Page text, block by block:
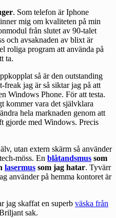
. Som telefon är Iphone
mig om kvaliteten på min
från slutet av 90-talet
och avsaknaden av blixt är
roliga program att använda på
ta.
så är den outstanding
freak jag är så siktar jag på att
Windows Phone. För att testa.
kommer vara det självklara
hela marknaden genom att
gjorde med Windows. Precis
utan extern skärm så använder
möss. En blåtandsmus som
lasermus som jag hatar. Tyvärr
använder på hemma kontoret är
jag skaffat en superb väska från
sak.